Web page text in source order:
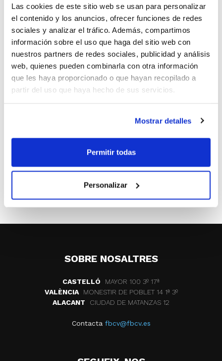
Las cookies de este sitio web se usan para personalizar
el contenido y los anuncios, ofrecer funciones de redes
sociales y analizar el tráfico. Además, compartimos
información sobre el uso que haga del sitio web con
nuestros partners de redes sociales, publicidad y análisis
web, quienes pueden combinarla con otra información
que les haya proporcionado o que hayan recopilado a
partir del uso que haya hecho de sus servicios.
Mostrar detalles
Permitir todas
Personalizar
equipos que participarán en esta edición de la Lliga
Valenciana 2017.
Equipos IR Lliga Valenciana 2017
Para la distribución de grupos, sólo va a ser necesario
realizar elsorteo de los 15 kilómetrosen la
categoríaInfantil Masculino Valencia/Castellón
lunes 11 de septiembre a las 10:00 h. en las oficinas de
ETIQUETES lliga valenciana
SOBRE NOSALTRES
CASTELLÓ
MAYOR 100 3º 17ª
VALÈNCIA
MONESTIR DE POBLET 14 1ª 3º
ALACANT
CIUDAD DE MATANZAS 12
Contacta fbcv@fbcv.es